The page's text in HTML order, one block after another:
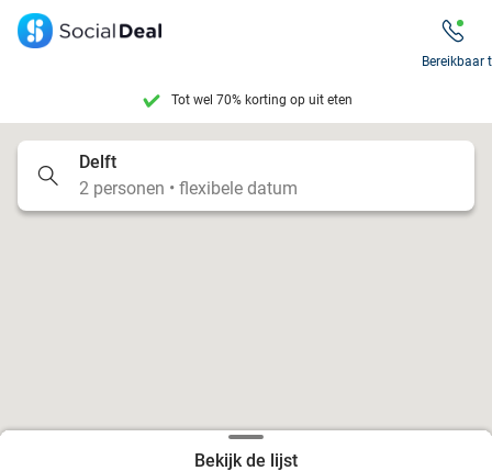
Tot wel 70% korting op uit eten
7 dagen per week beschikbaar
10+ miljoen leden
Bereikbaar
Delft
2 personen • flexibele datum
Bekijk de lijst